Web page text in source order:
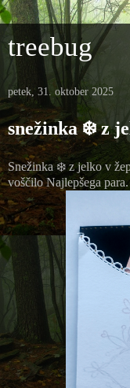
treebug
petek, 31. oktober 2025
snežinka ❄️ z
Snežinka ❄️ z jelko v
voščilo Najlepšega para.